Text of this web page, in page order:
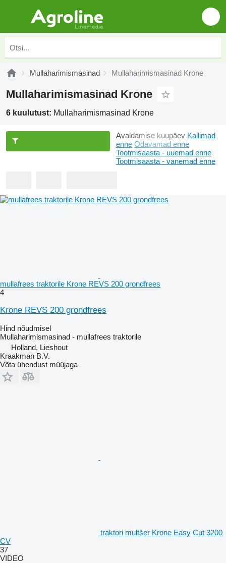
Mullaharimismasinad Mullaharimismasinad Krone
Mullaharimismasinad Krone
6 kuulutust: Mullaharimismasinad Krone
Avaldamise kuupäev Kallimad
enne Odavamad enne
Tootmisaasta - uuemad enne
Tootmisaasta - vanemad enne
mullafrees traktorile Krone REVS 200 grondfrees
4
Krone REVS 200 grondfrees
Hind nõudmisel
Mullaharimismasinad - mullafrees traktorile
Holland, Lieshout
Kraakman B.V.
Võta ühendust müüjaga
traktori multšer Krone Easy Cut 3200
CV
37
VIDEO